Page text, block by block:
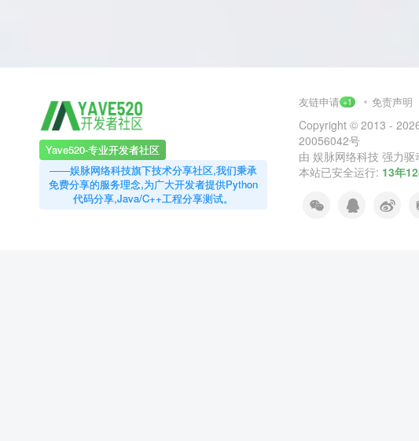
Yave520-专业开发者社区
——娱脉网络科技旗下技术分享社区,我们秉承
免费分享的服务理念,为广大开发者提供Python
代码分享,Java/C++工程分享测试。
友链申请 +1 免责声明
Copyright © 2013 -
20056042号
由 娱脉网络科技 强力驱
本站已安全运行: 13年